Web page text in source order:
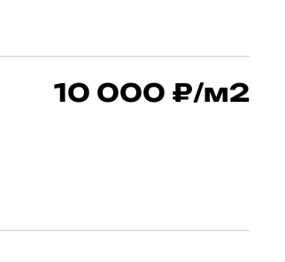
10 000 ₽/м2